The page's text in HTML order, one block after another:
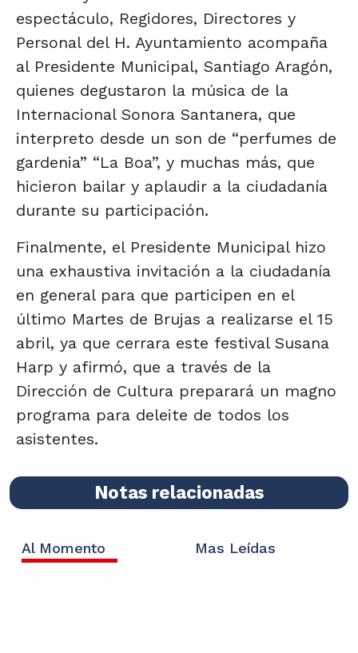
espectáculo, Regidores, Directores y
Personal del H. Ayuntamiento acompaña
al Presidente Municipal, Santiago Aragón,
quienes degustaron la música de la
Internacional Sonora Santanera, que
interpreto desde un son de “perfumes de
gardenia” “La Boa”, y muchas más, que
hicieron bailar y aplaudir a la ciudadanía
durante su participación.
Finalmente, el Presidente Municipal hizo
una exhaustiva invitación a la ciudadanía
en general para que participen en el
último Martes de Brujas a realizarse el 15
abril, ya que cerrara este festival Susana
Harp y afirmó, que a través de la
Dirección de Cultura preparará un magno
programa para deleite de todos los
asistentes.
Notas relacionadas
Al Momento Mas Leídas